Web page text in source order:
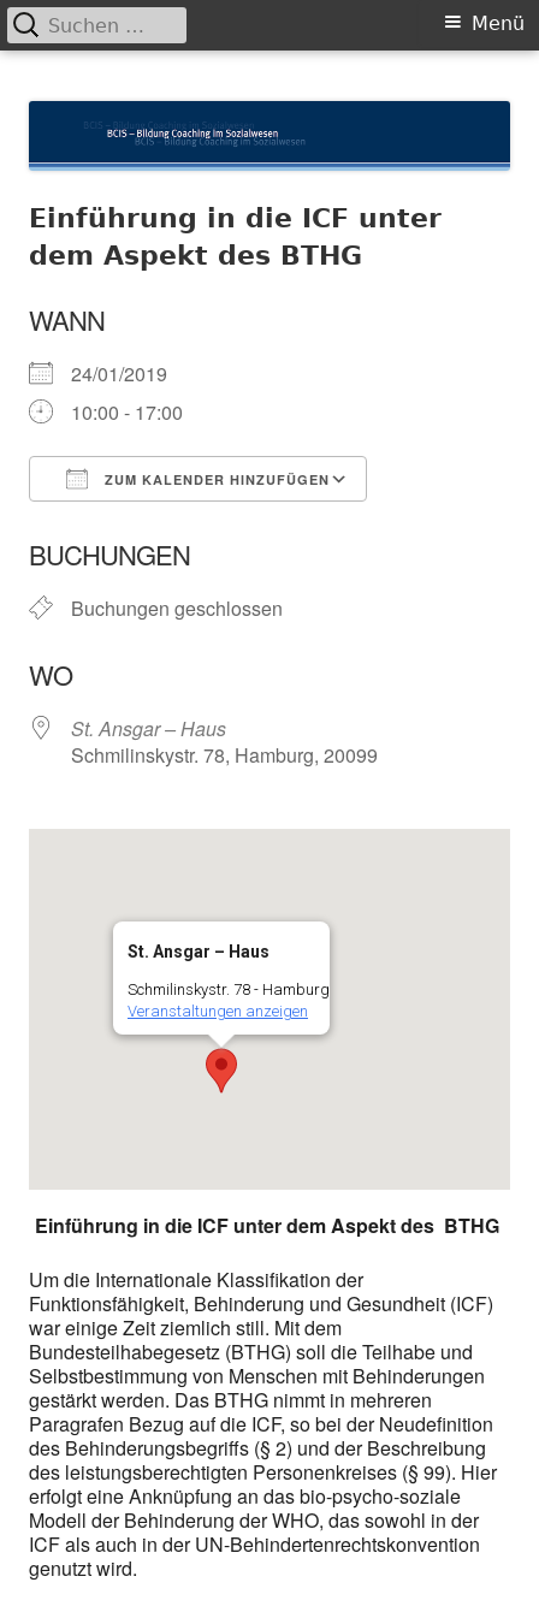
zum
Primäres
Menü
Suchen
nach:
Einführung in die ICF unter
dem Aspekt des BTHG
WANN
24/01/2019
10:00 - 17:00
ZUM KALENDER HINZUFÜGEN
BUCHUNGEN
Buchungen geschlossen
WO
St. Ansgar – Haus
Schmilinskystr. 78, Hamburg, 20099
St. Ansgar – Haus
Schmilinskystr. 78 - Hamburg
Veranstaltungen anzeigen
Einführung in die ICF unter dem Aspekt des BTHG
Um die Internationale Klassifikation der
Funktionsfähigkeit, Behinderung und Gesundheit (ICF)
war einige Zeit ziemlich still. Mit dem
Bundesteilhabegesetz (BTHG) soll die Teilhabe und
Selbstbestimmung von Menschen mit Behinderungen
gestärkt werden. Das BTHG nimmt in mehreren
Paragrafen Bezug auf die ICF, so bei der Neudefinition
des Behinderungsbegriffs (§ 2) und der Beschreibung
des leistungsberechtigten Personenkreises (§ 99). Hier
erfolgt eine Anknüpfung an das bio-psycho-soziale
Modell der Behinderung der WHO, das sowohl in der
ICF als auch in der UN-Behindertenrechtskonvention
genutzt wird.